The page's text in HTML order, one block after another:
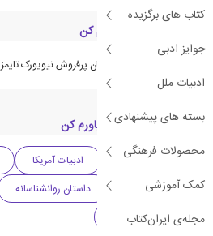
کتاب های برگزیده
جوایز ادبی
ادبیات ملل
بسته های پیشنهادی
محصولات فرهنگی
کمک آموزشی
مجله‌ی ایران‌کتاب
ویژگی های کتاب باورم کن
جی پی دلانی از نویسندگان پرفروش نیویورک تایمز
دسته بندی های کتاب باورم کن
داستان معمایی ادبیات آمریکا
ادبیات معاصر
داستان روانشناسانه
دهه 2010 میلادی